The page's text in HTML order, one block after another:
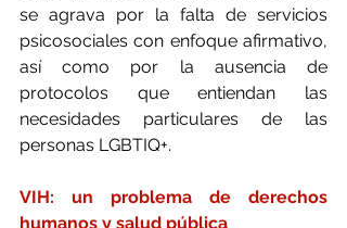
se agrava por la falta de servicios
psicosociales con enfoque afirmativo,
así como por la ausencia de
protocolos que entiendan las
necesidades particulares de las
personas LGBTIQ+.
VIH: un problema de derechos
humanos y salud pública